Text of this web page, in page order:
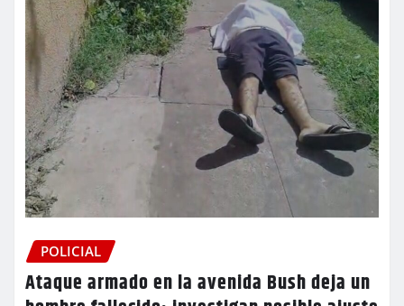
POLICIAL
Ataque armado en la avenida Bush deja un